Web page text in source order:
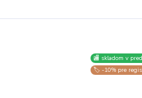
🏬 skladom v
🏷️ -10% pre